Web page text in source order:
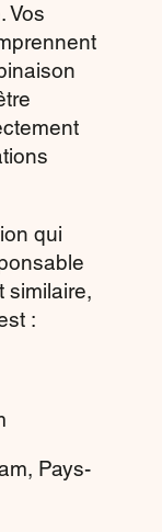
Vos
qui
similaire,
:
Pays-